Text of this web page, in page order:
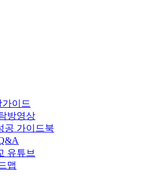
가이드
방영상
공 가이드북
유튜브
맵